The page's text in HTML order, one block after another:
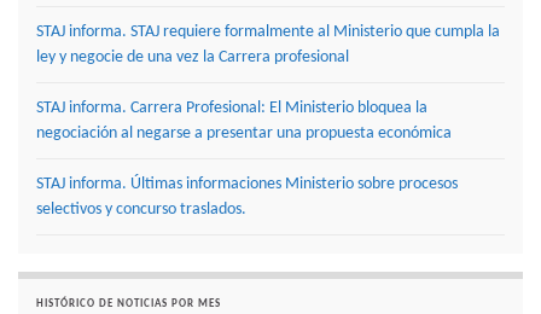
STAJ informa. STAJ requiere formalmente al Ministerio que cumpla la
ley y negocie de una vez la Carrera profesional
STAJ informa. Carrera Profesional: El Ministerio bloquea la
negociación al negarse a presentar una propuesta económica
STAJ informa. Últimas informaciones Ministerio sobre procesos
selectivos y concurso traslados.
HISTÓRICO DE NOTICIAS POR MES